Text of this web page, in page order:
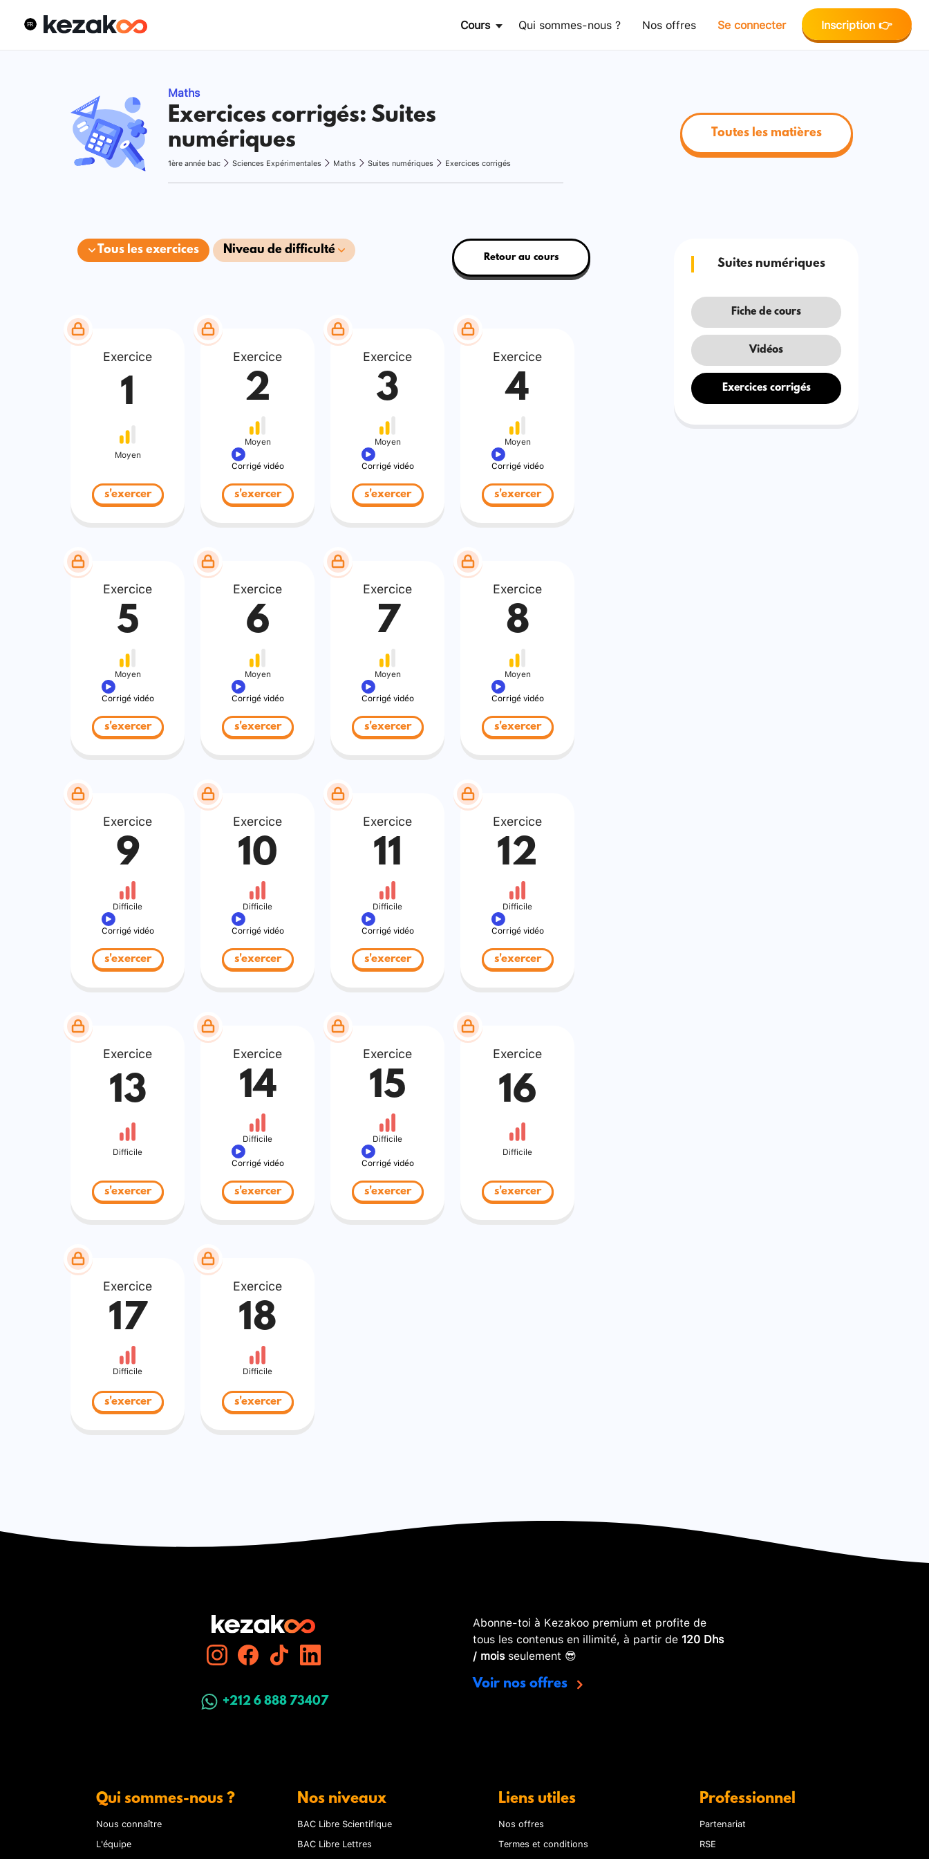
Cours Qui sommes-nous ? Nos offres Se connecter Inscription 👉
Maths
Exercices corrigés: Suites
numériques
1ère année bac Sciences Expérimentales Maths Suites numériques Exercices corrigés
Toutes les matières
Tous les exercices Niveau de difficulté
Retour au cours
Exercice
1
Moyen
s'exercer
Exercice
2
Moyen
Corrigé vidéo
s'exercer
Exercice
3
Moyen
Corrigé vidéo
s'exercer
Exercice
4
Moyen
Corrigé vidéo
s'exercer
Exercice
5
Moyen
Corrigé vidéo
s'exercer
Exercice
6
Moyen
Corrigé vidéo
s'exercer
Exercice
7
Moyen
Corrigé vidéo
s'exercer
Exercice
8
Moyen
Corrigé vidéo
s'exercer
Exercice
9
Difficile
Corrigé vidéo
s'exercer
Exercice
10
Difficile
Corrigé vidéo
s'exercer
Exercice
11
Difficile
Corrigé vidéo
s'exercer
Exercice
12
Difficile
Corrigé vidéo
s'exercer
Exercice
13
Difficile
s'exercer
Exercice
14
Difficile
Corrigé vidéo
s'exercer
Exercice
15
Difficile
Corrigé vidéo
s'exercer
Exercice
16
Difficile
s'exercer
Exercice
17
Difficile
s'exercer
Exercice
18
Difficile
s'exercer
Suites numériques
Fiche de cours
Vidéos
Exercices corrigés
+212 6 888 73407
Abonne-toi à Kezakoo premium et profite de
tous les contenus en illimité, à partir de 120 Dhs
/ moisseulement 😎
Voir nos offres
Qui sommes-nous ?
Nous connaître
L'équipe
Nos niveaux
BAC Libre Scientifique
BAC Libre Lettres
Liens utiles
Nos offres
Termes et conditions
Professionnel
Partenariat
RSE